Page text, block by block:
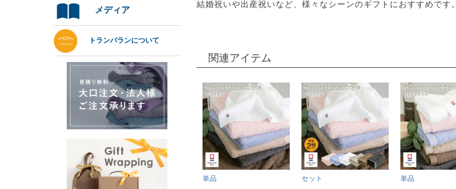
メディア
トランパランについて
結婚祝いや出産祝いなど、様々なシーンのギフトにおすすめです。
関連アイテム
単品 セット 単品